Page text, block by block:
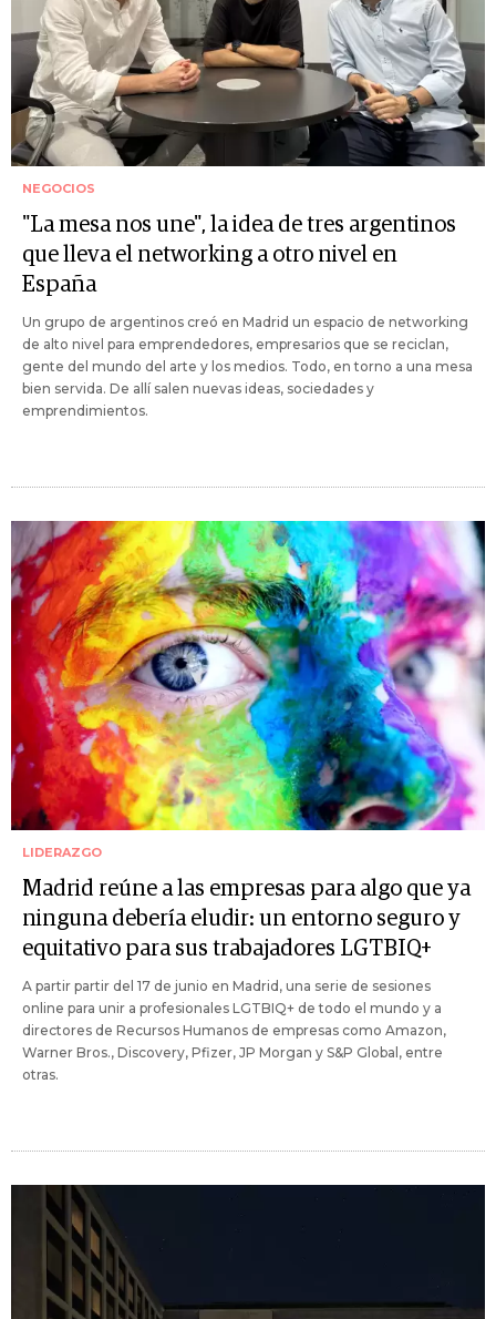
NEGOCIOS
"La mesa nos une", la idea de tres argentinos
que lleva el networking a otro nivel en
España
Un grupo de argentinos creó en Madrid un espacio de networking
de alto nivel para emprendedores, empresarios que se reciclan,
gente del mundo del arte y los medios. Todo, en torno a una mesa
bien servida. De allí salen nuevas ideas, sociedades y
emprendimientos.
LIDERAZGO
Madrid reúne a las empresas para algo que ya
ninguna debería eludir: un entorno seguro y
equitativo para sus trabajadores LGTBIQ+
A partir partir del 17 de junio en Madrid, una serie de sesiones
online para unir a profesionales LGTBIQ+ de todo el mundo y a
directores de Recursos Humanos de empresas como Amazon,
Warner Bros., Discovery, Pfizer, JP Morgan y S&P Global, entre
otras.